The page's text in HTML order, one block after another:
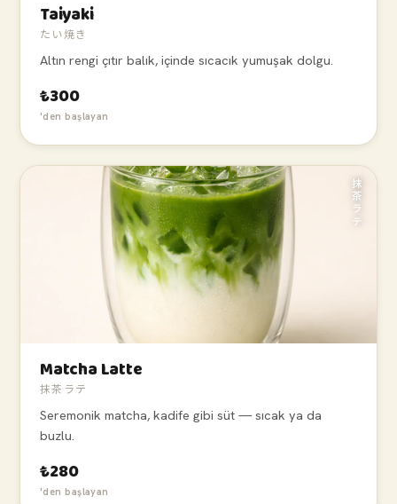
Taiyaki
たい焼き
Altın rengi çıtır balık, içinde sıcacık yumuşak dolgu.
₺300
'den başlayan
抹茶ラテ
Matcha Latte
抹茶ラテ
Seremonik matcha, kadife gibi süt — sıcak ya da
buzlu.
₺280
'den başlayan